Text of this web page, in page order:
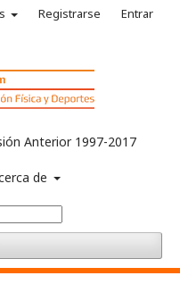
Anterior 1997-2017
de
Registrarse Entrar